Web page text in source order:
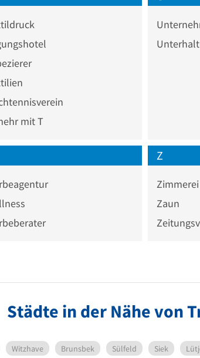
mit T
Z
Zimmerei
Zaun
Städte in der Nähe von
Witzhave Brunsbek Sülfeld Siek